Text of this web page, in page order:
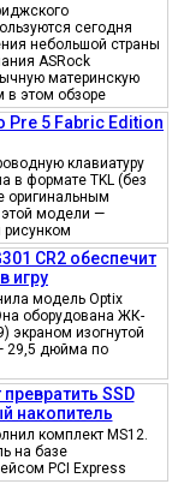
сегодня
небольшой страны
ASRock
материнскую
в этом обзоре
Pre 5 Fabric Edition
клавиатуру
в формате TKL (без
оригинальным
модели —
рисунком
CR2 обеспечит
игру
модель Optix
оборудована ЖК-
экраном изогнутой
29,5 дюйма по
SSD
накопитель
комплект MS12.
на базе
PCI Express